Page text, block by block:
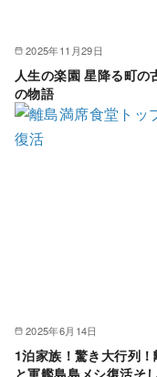
2025年11月29日
人生の楽園 星降る町
の物語
2025年6月14日
1泊家族！驚き大行列
と軍艦島島メシ復活そ